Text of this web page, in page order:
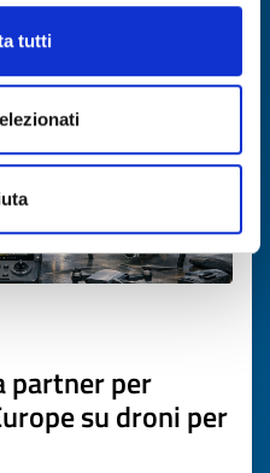
tutti
partner per
su droni per